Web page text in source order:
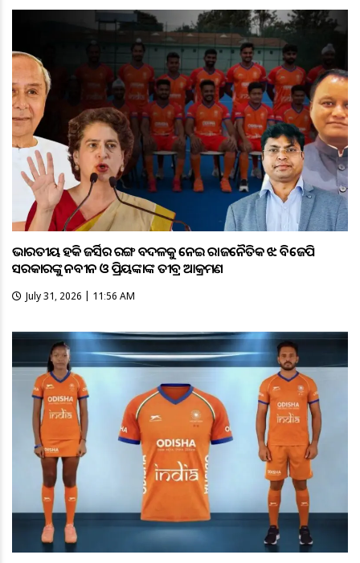
ଭାରତୀୟ ହକି ଜର୍ସିର ରଙ୍ଗ ବଦଳକୁ ନେଇ ରାଜନୈତିକ ଝଡ଼: ବିଜେପି
ସରକାରଙ୍କୁ ନବୀନ ଓ ପ୍ରିୟଙ୍କାଙ୍କ ତୀବ୍ର ଆକ୍ରମଣ
July 31, 2026 | 11:56 AM